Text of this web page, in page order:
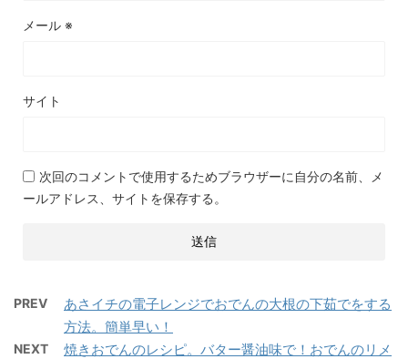
メール ※
サイト
次回のコメントで使用するためブラウザーに自分の名前、メ
ールアドレス、サイトを保存する。
PREV
あさイチの電子レンジでおでんの大根の下茹でをする
方法。簡単早い！
NEXT
焼きおでんのレシピ。バター醤油味で！おでんのリメ